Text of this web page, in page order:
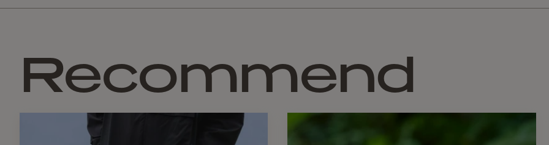
▪木地
本製品をご使用になる前に
Recommend